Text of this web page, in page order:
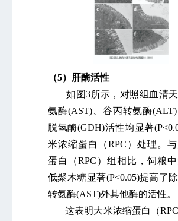
（5）肝酶活性
如图3所示，对照组血清天
氨酶(AST)、谷丙转氨酶
脱氢酶(GDH)活性均显著
米浓缩蛋白（RPC）处理。
蛋白（RPC）组相比，饲粮中
低聚木糖显著(P<0.05)提高了
转氨酶(AST)外其他酶的活性。
这表明大米浓缩蛋白（